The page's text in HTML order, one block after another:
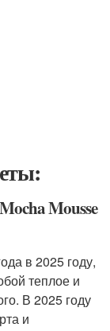
Mousse
в 2025 году,
теплое и
В 2025 году
и